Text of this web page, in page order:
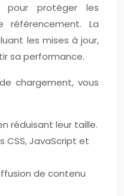
pour protéger les
référencement. La
les mises à jour,
sa performance.
chargement, vous
réduisant leur taille.
CSS, JavaScript et
de contenu